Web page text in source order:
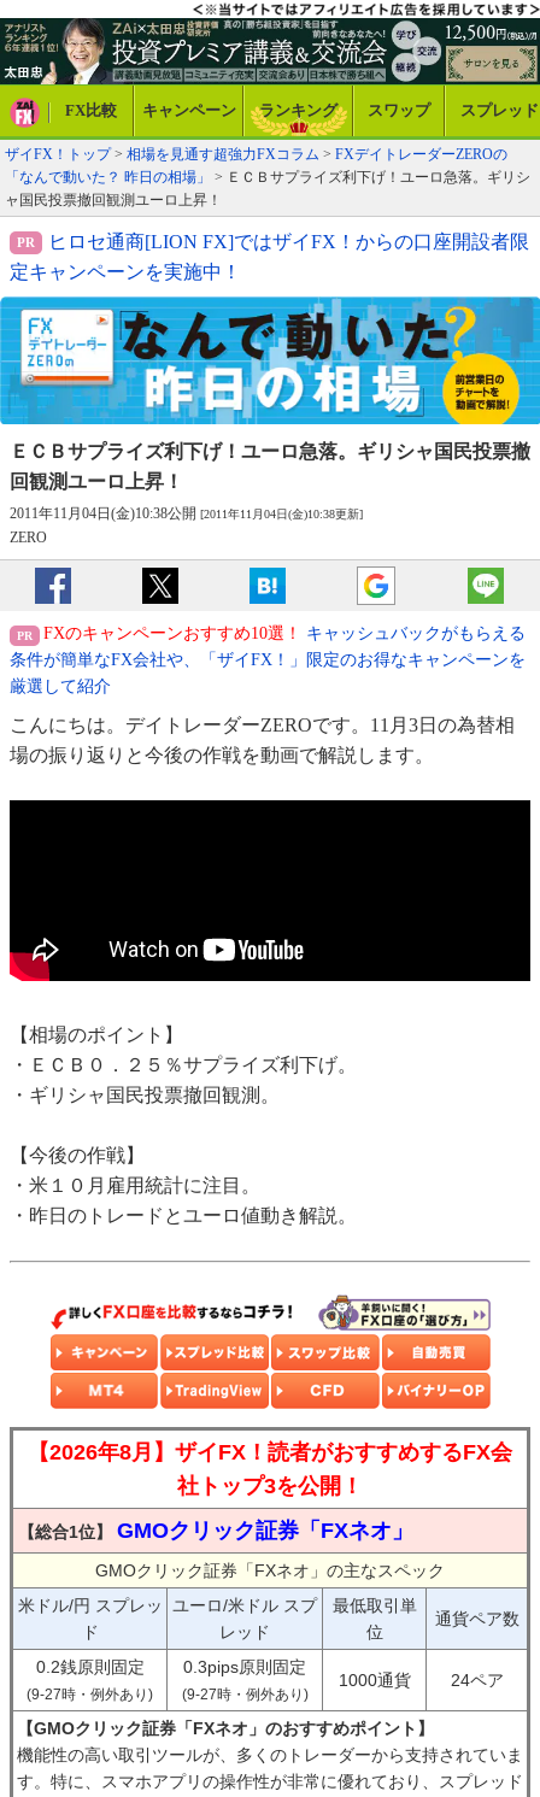
FX比較 キャンペーン ランキング スワップ スプレッド
ザイFX！トップ> 相場を見通す超強力FXコラム > FXデイトレーダーZEROの
「なんで動いた？ 昨日の相場」
> ＥＣＢサプライズ利下げ！ユーロ急落。ギリシ
ャ国民投票撤回観測ユーロ上昇！
ヒロセ通商[LION FX]ではザイFX！からの口座開設者限
定キャンペーンを実施中！
ＥＣＢサプライズ利下げ！ユーロ急落。 ギリシャ国民投票撤
回観測ユーロ上昇！
2011年11月04日(金)10:38公開 [2011年11月04日(金)10:38更新]
ZERO
FXのキャンペーンおすすめ10選！
キャッシュバックがもらえる
条件が簡単なFX会社や、「ザイFX！」限定のお得なキャンペーンを
厳選して紹介
こんにちは。デイトレーダーZEROです。11月3日の為替相
場の振り返りと今後の作戦を動画で解説します。
【相場のポイント】
・ＥＣＢ０．２５％サプライズ利下げ。
・ギリシャ国民投票撤回観測。
【今後の作戦】
・米１０月雇用統計に注目。
・昨日のトレードとユーロ値動き解説。
【2026年8月】ザイFX！読者がおすすめするFX会
社トップ3を公開！
【総合1位】 GMOクリック証券「FXネオ」
GMOクリック証券「FXネオ」の主なスペック
米ドル/円 スプレッ
ド
ユーロ/米ドル スプ
レッド
最低取引単
位
通貨ペア数
0.2銭原則固定
(9-27時・例外あり)
0.3pips原則固定
(9-27時・例外あり)
1000通貨 24ペア
【GMOクリック証券「FXネオ」のおすすめポイント】
機能性の高い取引ツールが、多くのトレーダーから支持されていま
す。特に、スマホアプリの操作性が非常に優れており、スプレッド